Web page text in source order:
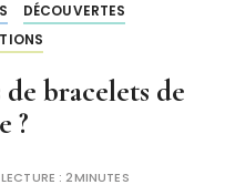
DÉCOUVERTES
bracelets de
?
:2MINUTES